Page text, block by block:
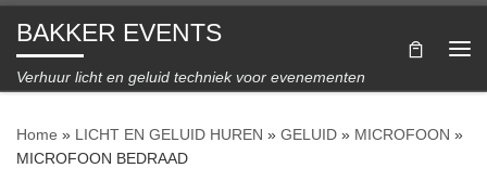
Ga naar inhoud
BAKKER EVENTS
Verhuur licht en geluid techniek voor evenementen
Home » LICHT EN GELUID HUREN » GELUID » MICROFOON »
MICROFOON BEDRAAD